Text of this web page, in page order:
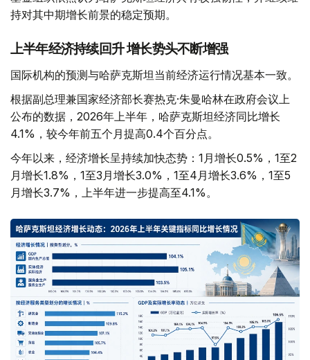
持对其中期增长前景的稳定预期。
上半年经济持续回升 增长势头不断增强
国际机构的预测与哈萨克斯坦当前经济运行情况基本一致。
根据副总理兼国家经济部长赛热克·朱曼哈林在政府会议上
公布的数据，2026年上半年，哈萨克斯坦经济同比增长
4.1%，较今年前五个月提高0.4个百分点。
今年以来，经济增长呈持续加快态势：1月增长0.5%，1至2
月增长1.8%，1至3月增长3.0%，1至4月增长3.6%，1至5
月增长3.7%，上半年进一步提高至4.1%。